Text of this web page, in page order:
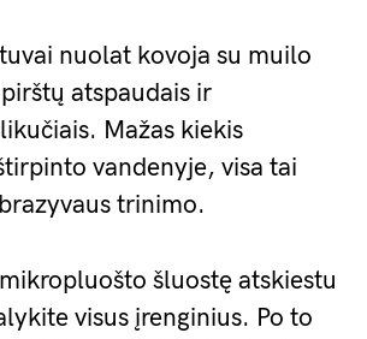
nuolat kovoja su muilo
atspaudais ir
Mažas kiekis
vandenyje, visa tai
trinimo.
šluostę atskiestu
visus įrenginius. Po to